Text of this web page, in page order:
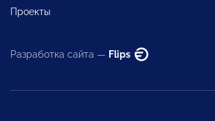
Проекты
Разработка сайта — Flips